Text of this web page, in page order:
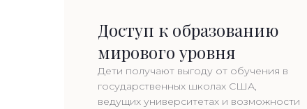
Доступ к образованию
мирового уровня
Дети получают выгоду от обучения в
государственных школах США,
ведущих университетах и ​​возможности